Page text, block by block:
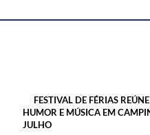
FESTIVAL DE FÉRIAS
HUMOR E MÚSICA EM
JULHO